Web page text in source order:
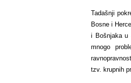
Tadašnji
Bosne i
i Bošnjaka u
mnogo
tzv. krupnih